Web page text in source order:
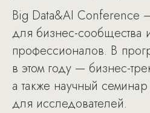
Big Data&AI Conference
для бизнес-сообщества
профессионалов. В
в этом году — бизнес-
а также научный семинар
для исследователей.